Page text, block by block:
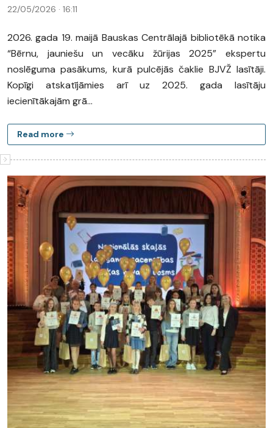
22/05/2026 · 16:11
2026. gada 19. maijā Bauskas Centrālajā bibliotēkā notika
“Bērnu, jauniešu un vecāku žūrijas 2025” ekspertu
noslēguma pasākums, kurā pulcējās čaklie BJVŽ lasītāji.
Kopīgi atskatījāmies arī uz 2025. gada lasītāju
iecienītākajām grā...
Read more